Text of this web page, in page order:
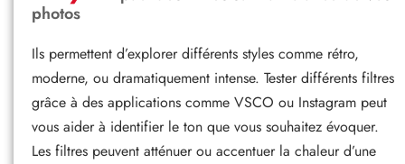
photos
Ils permettent d’explorer différents styles comme rétro,
moderne, ou dramatiquement intense. Tester différents filtres
grâce à des applications comme VSCO ou Instagram peut
vous aider à identifier le ton que vous souhaitez évoquer.
Les filtres peuvent atténuer ou accentuer la chaleur d’une